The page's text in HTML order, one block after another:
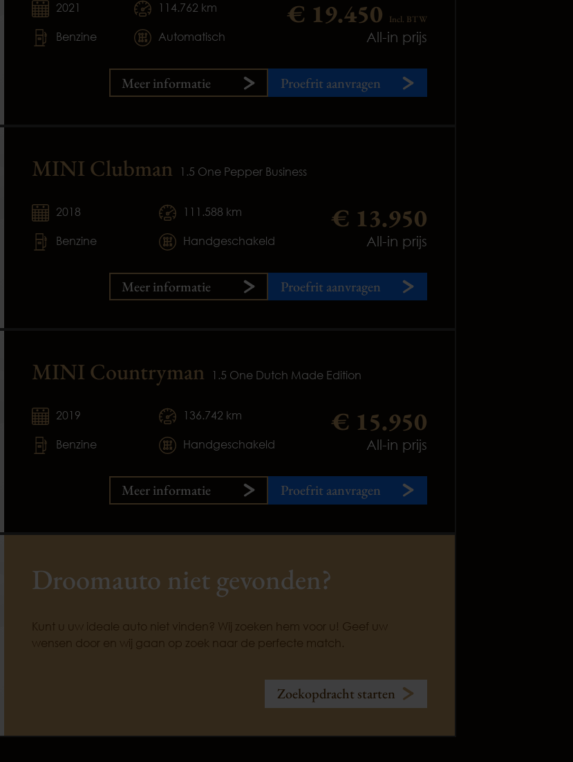
2021
Benzine
114.762 km
Automatisch
€ 19.450 Incl. BTW
All-in prijs
Meer informatie Proefrit aanvragen
MINI Clubman 1.5 One Pepper Business
2018
Benzine
111.588 km
Handgeschakeld
€ 13.950
All-in prijs
Meer informatie Proefrit aanvragen
MINI Countryman 1.5 One Dutch Made Edition
2019
Benzine
136.742 km
Handgeschakeld
€ 15.950
All-in prijs
Meer informatie Proefrit aanvragen
Droomauto niet gevonden?
Kunt u uw ideale auto niet vinden? Wij zoeken hem voor u! Geef uw
wensen door en wij gaan op zoek naar de perfecte match.
Zoekopdracht starten